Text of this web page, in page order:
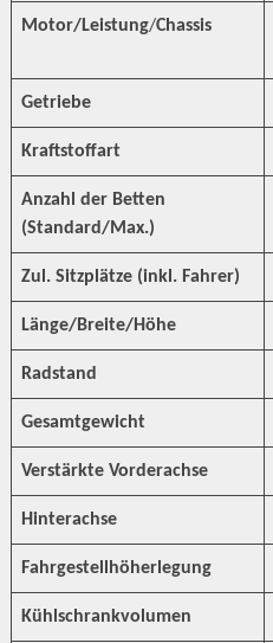
Motor/Leistung/Chassis
Getriebe
Kraftstoffart
Anzahl der Betten
(Standard/Max.)
Zul. Sitzplätze (inkl. Fahrer)
Länge/Breite/Höhe
Radstand
Gesamtgewicht
Verstärkte Vorderachse
Hinterachse
Fahrgestellhöherlegung
Kühlschrankvolumen